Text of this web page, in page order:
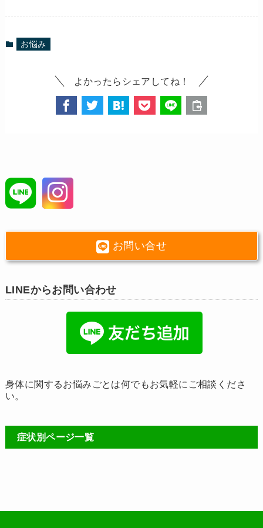
お悩み
よかったらシェアしてね！
お問い合せ
LINEからお問い合わせ
身体に関するお悩みごとは何でもお気軽にご相談くださ
い。
症状別ページ一覧